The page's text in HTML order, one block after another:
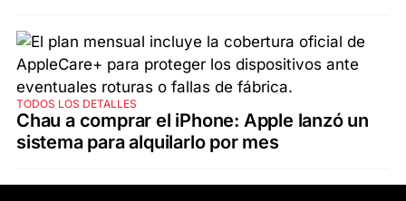
TODOS LOS DETALLES
Chau a comprar el iPhone: Apple lanzó un
sistema para alquilarlo por mes